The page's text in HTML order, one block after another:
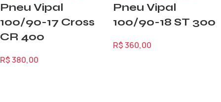
Pneu Vipal
100/90-17 Cross
CR 400
R$380,00
Pneu Vipal
100/90-18 ST 300
R$360,00